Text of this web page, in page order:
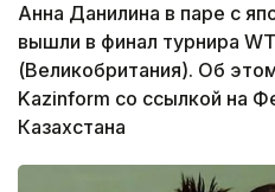
Анна Данилина в паре с
вышли в финал турнира
(Великобритания). Об
Kazinform со ссылкой на
Казахстана